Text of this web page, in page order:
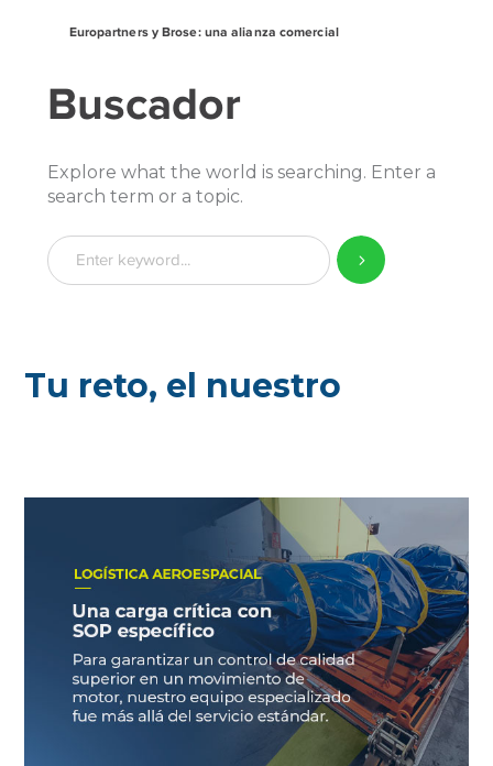
Europartners y Brose: una alianza comercial
Buscador
Explore what the world is searching. Enter a
search term or a topic.
Tu reto, el nuestro